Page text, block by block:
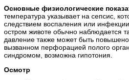
Основные физиологические
температура указывает на сепсис,
следствием воспаления или
остром животе обычно наблюдается
давление также может быть
вызванном перфорацией полого
синдромом, возможна гипотония.
Осмотр